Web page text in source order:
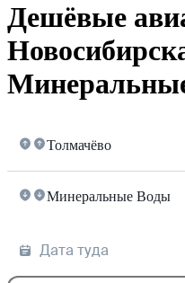
Дешёвые
Толмачёво
Минеральные Воды
Дата туда